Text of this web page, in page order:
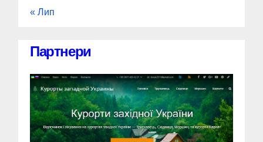
« Лип
Партнери